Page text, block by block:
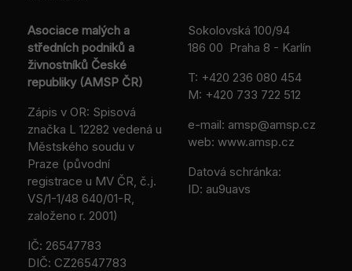
Asociace malých a
středních podniků a
živnostníků České
republiky (AMSP ČR)
Zápis v OR: Spisová
značka L 12282 vedená u
Městského soudu v
Praze (původní
registrace u MV ČR, č.j.
VS/1-1/48 640/01-R,
založeno r. 2001)
IČ: 26547783
DIČ: CZ26547783
Sokolovská 100/94
186 00 Praha 8 - Karlín
T: +420 236 080 454
M: +420 733 722 512
e-mail: amsp@amsp.cz
web: www.amsp.cz
Datová schránka:
ID: au9uavs